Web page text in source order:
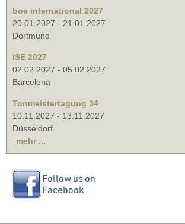
boe international 2027
20.01.2027 - 21.01.2027
Dortmund
ISE 2027
02.02.2027 - 05.02.2027
Barcelona
Tonmeistertagung 34
10.11.2027 - 13.11.2027
Düsseldorf
mehr ...